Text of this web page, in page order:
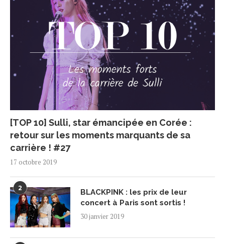
[TOP 10] Sulli, star émancipée en Corée :
retour sur les moments marquants de sa
carrière ! #27
17 octobre 2019
2
BLACKPINK : les prix de leur
concert à Paris sont sortis !
30 janvier 2019